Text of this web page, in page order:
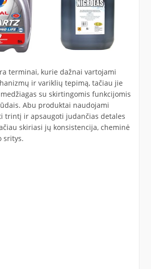
terminai, kurie dažnai vartojami
ir variklių tepimą, tačiau jie
su skirtingomis funkcijomis
Abu produktai naudojami
trintį ir apsaugoti judančias detales
skiriasi jų konsistencija, cheminė
sritys.